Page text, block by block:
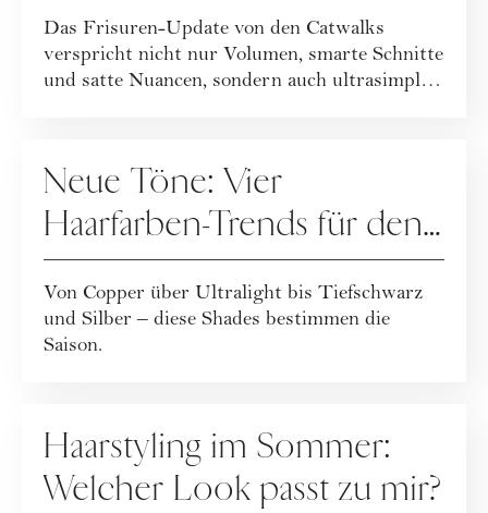
Das Frisuren-Update von den Catwalks
verspricht nicht nur Volumen, smarte Schnitte
und satte Nuancen, sondern auch ultrasimple
Neue Töne: Vier
Haarfarben-Trends für den
Winter
Von Copper über Ultralight bis Tiefschwarz
und Silber – diese Shades bestimmen die
Saison.
Haarstyling im Sommer:
Welcher Look passt zu mir?